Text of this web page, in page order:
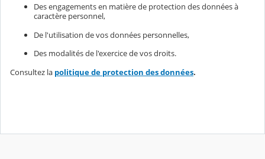
Des engagements en matière de protection des données à
caractère personnel,
De l'utilisation de vos données personnelles,
Des modalités de l'exercice de vos droits.
Consultez la politique de protection des données.